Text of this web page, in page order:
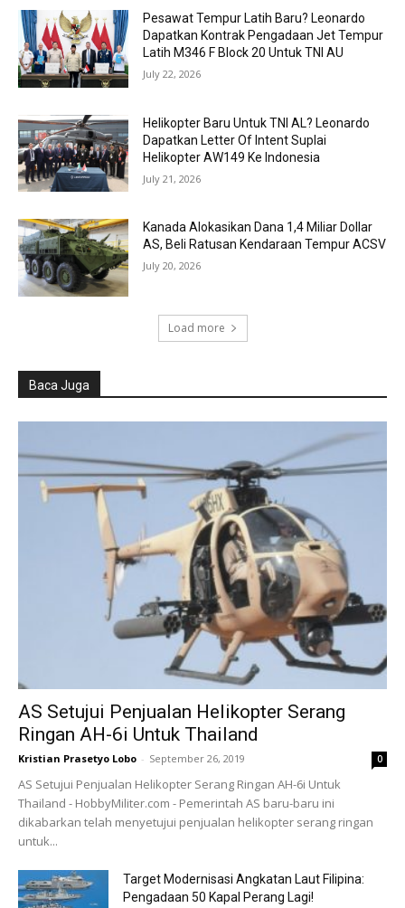
Pesawat Tempur Latih Baru? Leonardo
Dapatkan Kontrak Pengadaan Jet Tempur
Latih M346 F Block 20 Untuk TNI AU
July 22, 2026
Helikopter Baru Untuk TNI AL? Leonardo
Dapatkan Letter Of Intent Suplai
Helikopter AW149 Ke Indonesia
July 21, 2026
Kanada Alokasikan Dana 1,4 Miliar Dollar
AS, Beli Ratusan Kendaraan Tempur ACSV
July 20, 2026
Load more
Baca Juga
AS Setujui Penjualan Helikopter Serang
Ringan AH-6i Untuk Thailand
Kristian Prasetyo Lobo - September 26, 2019 0
AS Setujui Penjualan Helikopter Serang Ringan AH-6i Untuk
Thailand - HobbyMiliter.com - Pemerintah AS baru-baru ini
dikabarkan telah menyetujui penjualan helikopter serang ringan
untuk...
Target Modernisasi Angkatan Laut Filipina:
Pengadaan 50 Kapal Perang Lagi!